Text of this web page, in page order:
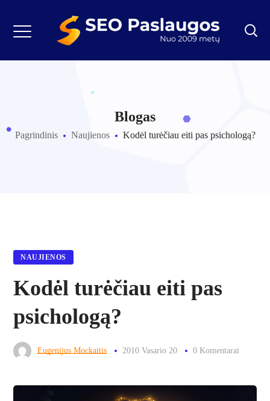
Blogas
Pagrindinis Naujienos Kodėl turėčiau eiti pas psichologą?
NAUJIENOS
Kodėl turėčiau eiti pas
psichologą?
Eugenijus Mockaitis 2010 Vasario 20 0 Komentarai